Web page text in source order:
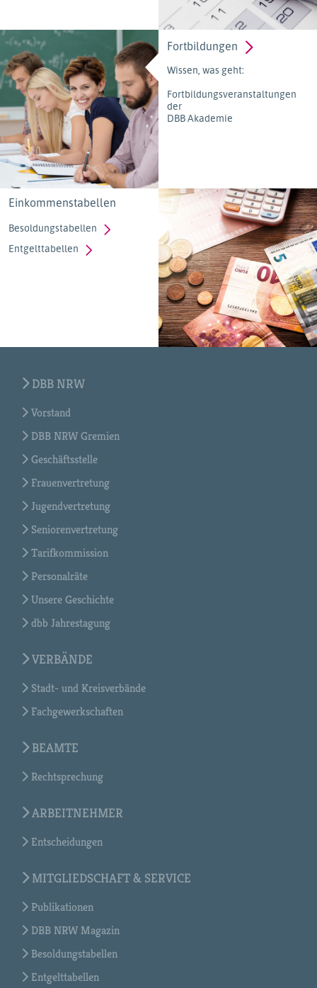
Fortbildungen
Wissen, was geht:
Fortbildungsveranstaltungen
der
DBB Akademie
Einkommenstabellen
Besoldungstabellen
Entgelttabellen
DBB NRW
Vorstand
DBB NRW Gremien
Geschäftsstelle
Frauenvertretung
Jugendvertretung
Seniorenvertretung
Tarifkommission
Personalräte
Unsere Geschichte
dbb Jahrestagung
VERBÄNDE
Stadt- und Kreisverbände
Fachgewerkschaften
BEAMTE
Rechtsprechung
ARBEITNEHMER
Entscheidungen
MITGLIEDSCHAFT & SERVICE
Publikationen
DBB NRW Magazin
Besoldungstabellen
Entgelttabellen